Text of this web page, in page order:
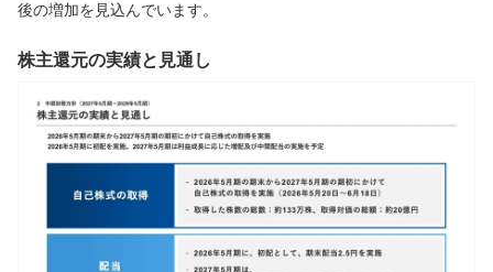
後の増加を見込んでいます。
株主還元の実績と見通し